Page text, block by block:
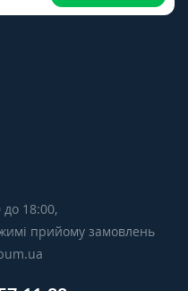
18:00,
прийому замовлень